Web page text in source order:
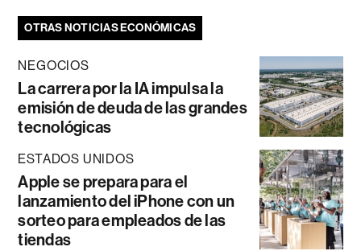
OTRAS NOTICIAS ECONÓMICAS
NEGOCIOS
La carrera por la IA impulsa la
emisión de deuda de las grandes
tecnológicas
ESTADOS UNIDOS
Apple se prepara para el
lanzamiento del iPhone con un
sorteo para empleados de las
tiendas